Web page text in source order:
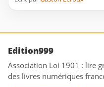
Edition999
Association Loi 1901 : lire
des livres numériques